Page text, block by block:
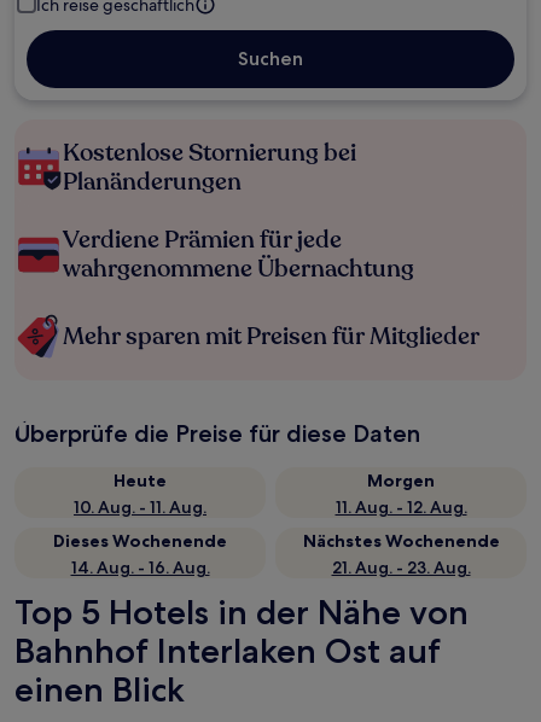
Ich reise geschäftlich
Suchen
Kostenlose Stornierung bei
Planänderungen
Verdiene Prämien für jede
wahrgenommene Übernachtung
Mehr sparen mit Preisen für Mitglieder
Überprüfe die Preise für diese Daten
Heute
10. Aug. - 11. Aug.
Morgen
11. Aug. - 12. Aug.
Dieses Wochenende
14. Aug. - 16. Aug.
Nächstes Wochenende
21. Aug. - 23. Aug.
Top 5 Hotels in der Nähe von
Bahnhof Interlaken Ost auf
einen Blick